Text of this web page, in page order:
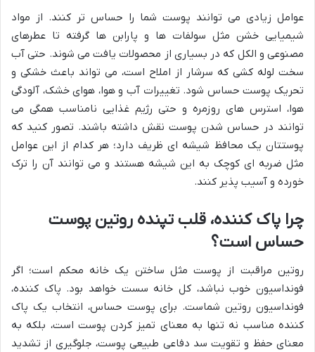
عوامل زیادی می توانند پوست شما را حساس تر کنند. از مواد
شیمیایی خشن مثل سولفات ها و پارابن ها گرفته تا عطرهای
مصنوعی و الکل که در بسیاری از محصولات یافت می شوند. حتی آب
سخت لوله کشی که سرشار از املاح است، می تواند باعث خشکی و
تحریک پوست حساس شود. تغییرات آب و هوا، هوای خشک، آلودگی
هوا، استرس های روزمره و حتی رژیم غذایی نامناسب همگی می
توانند در حساس شدن پوست نقش داشته باشند. تصور کنید که
پوستتان یک محافظ شیشه ای ظریف دارد؛ هر کدام از این عوامل
مثل ضربه ای کوچک به این شیشه هستند و می توانند آن را ترک
خورده و آسیب پذیر کنند.
چرا پاک کننده، قلب تپنده روتین پوست
حساس است؟
روتین مراقبت از پوست مثل ساختن یک خانه محکم است؛ اگر
فونداسیون خوب نباشد، کل خانه سست خواهد بود. پاک کننده،
فونداسیون روتین شماست. برای پوست حساس، انتخاب یک پاک
کننده مناسب نه تنها به معنای تمیز کردن پوست است، بلکه به
معنای حفظ و تقویت سد دفاعی طبیعی پوست، جلوگیری از تشدید